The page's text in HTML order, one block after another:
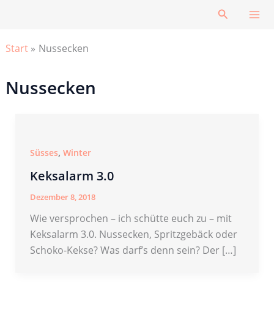
Suchen
Start Nussecken
Nussecken
Süsses, Winter
Keksalarm 3.0
Dezember 8, 2018
Wie versprochen – ich schütte euch zu – mit
Keksalarm 3.0. Nussecken, Spritzgebäck oder
Schoko-Kekse? Was darf’s denn sein? Der […]